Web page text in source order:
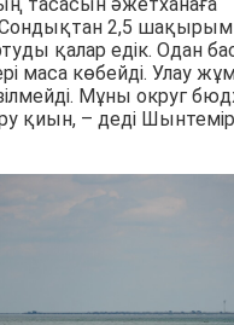
тасасын әжетханаға
Сондықтан 2,5 шақырым
қалар едік. Одан
маса көбейді. Улау
Мұны округ
қиын, – деді